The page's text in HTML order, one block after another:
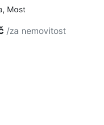
Most
/za nemovitost